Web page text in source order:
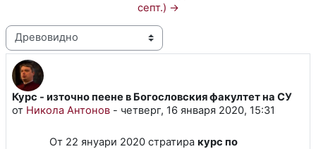
септ.) →
Режим отображения
Курс - източно пеене в Богословския факултет на СУ
от Никола Антонов - четверг, 16 января 2020, 15:31
Количество ответов: 0
От 22 януари 2020 стратира курс по